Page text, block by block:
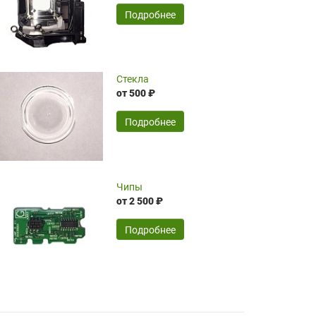
временные затраты по достаточно
оптимизированной стоимости, чему
чрезмерно благодарны!)))
SERGEY FOURSOV,24.04.2026
широкий ассортимент ламп, как оригиналов,
так и аналогов.Быстрое оформление и
передача в доставку, приемлемые цены. Мне
понравилось.
Читать полностью
16.04.2026
Подробнее
Стекла
от 500 ₽
Подробнее
Чипы
от 2 500 ₽
Подробнее